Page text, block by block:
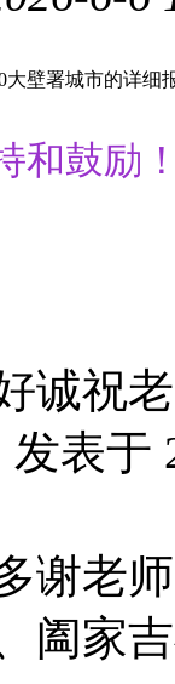
大壁署城市的详细
和鼓励
诚祝
发表于
谢老
阖家